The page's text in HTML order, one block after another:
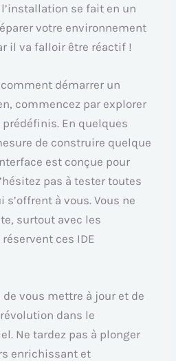
se fait en un
votre environnement
il va falloir être réactif !
démarrer un
commencez par explorer
En quelques
de construire quelque
est conçue pour
pas à tester toutes
à vous. Vous ne
surtout avec les
ces IDE
vous mettre à jour et de
dans le
Ne tardez pas à plonger
enrichissant et